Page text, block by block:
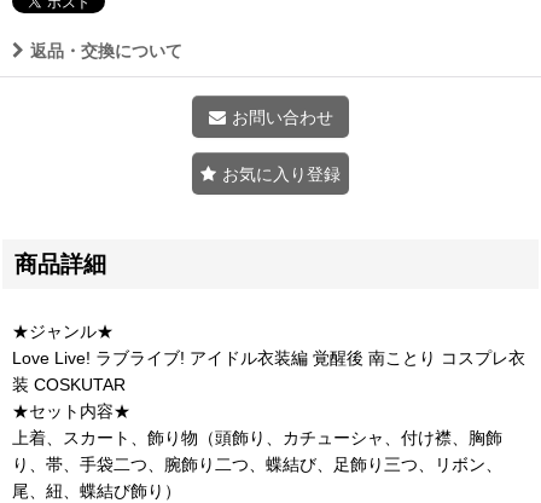
返品・交換について
お問い合わせ
お気に入り登録
商品詳細
★ジャンル★
Love Live! ラブライブ! アイドル衣装編 覚醒後 南ことり コスプレ衣
装 COSKUTAR
★セット内容★
上着、スカート、飾り物（頭飾り、カチューシャ、付け襟、胸飾
り、帯、手袋二つ、腕飾り二つ、蝶結び、足飾り三つ、リボン、
尾、紐、蝶結び飾り）